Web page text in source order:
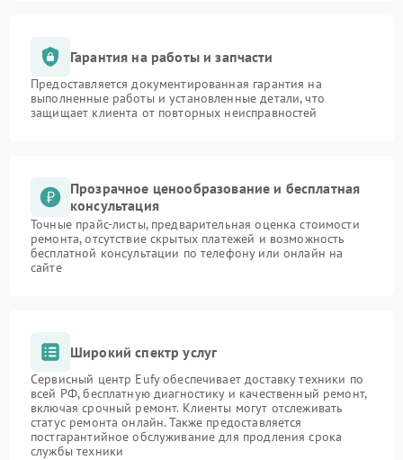
Гарантия на работы и запчасти
Предоставляется документированная гарантия на
выполненные работы и установленные детали, что
защищает клиента от повторных неисправностей
Прозрачное ценообразование и бесплатная
консультация
Точные прайс-листы, предварительная оценка стоимости
ремонта, отсутствие скрытых платежей и возможность
бесплатной консультации по телефону или онлайн на
сайте
Широкий спектр услуг
Сервисный центр Eufy обеспечивает доставку техники по
всей РФ, бесплатную диагностику и качественный ремонт,
включая срочный ремонт. Клиенты могут отслеживать
статус ремонта онлайн. Также предоставляется
постгарантийное обслуживание для продления срока
службы техники